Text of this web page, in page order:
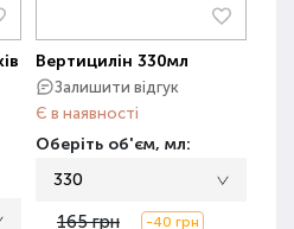
Вертицилін 330мл
Залишити відгук
Є в наявності
Оберіть об'єм, мл:
330
165 грн -40 грн